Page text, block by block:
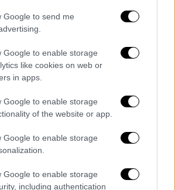
Google to send me
Google to enable storage
like cookies on web or
in apps.
Google to enable storage
of the website or app.
Google to enable storage
Google to enable storage
including authentication
να αποδεχτεί
ΝτόναλντΤραμπ
να γίνουν
ψηφιακή της έκδοση η
York Times, επικαλούμενη
αξιωματούχο.
πηγή της εφημερίδας, ο
Αραγτσί είναι
να συναντηθεί με τον ειδικό
προεδρίας Στιβ Γουίτκοφ
των ΗΠΑ Τζέι Ντι Βανς